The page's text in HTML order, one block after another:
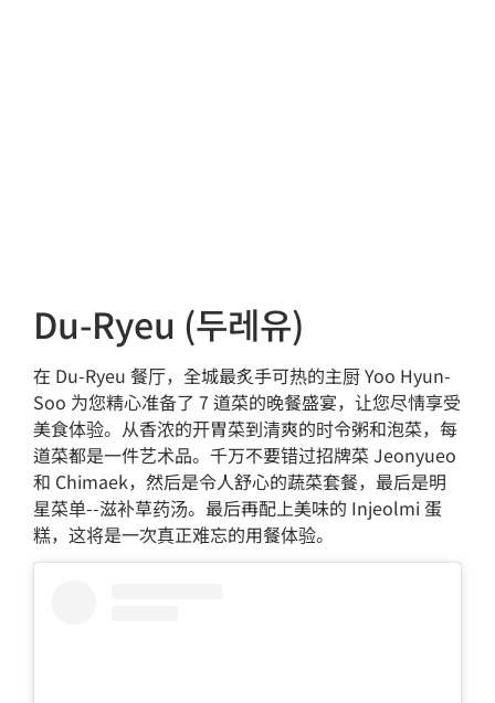
Du-Ryeu (두레유)
在 Du-Ryeu 餐厅，全城最炙手可热的主厨 Yoo Hyun-
Soo 为您精心准备了 7 道菜的晚餐盛宴，让您尽情享受
美食体验。从香浓的开胃菜到清爽的时令粥和泡菜，每
道菜都是一件艺术品。千万不要错过招牌菜 Jeonyueo
和 Chimaek，然后是令人舒心的蔬菜套餐，最后是明
星菜单--滋补草药汤。最后再配上美味的 Injeolmi 蛋
糕，这将是一次真正难忘的用餐体验。